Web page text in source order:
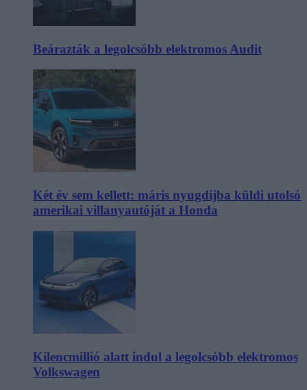
Beárazták a legolcsóbb elektromos Audit
Két év sem kellett: máris nyugdíjba küldi utolsó
amerikai villanyautóját a Honda
Kilencmillió alatt indul a legolcsóbb elektromos
Volkswagen